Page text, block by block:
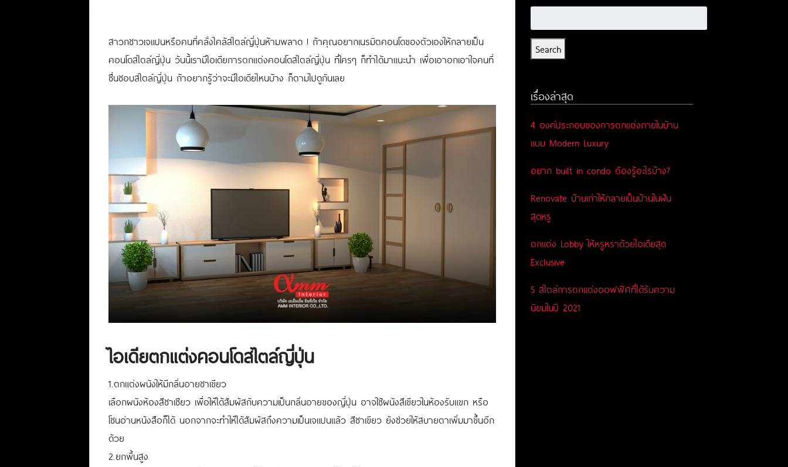
สาวกชาวเจแปนหรือคนที่คลั่งไคล้สไตล์ญี่ปุ่นห้ามพลาด ! ถ้าคุณอยากเนรมิตคอนโดของตัวเองให้กลายเป็น
คอนโดสไตล์ญี่ปุ่น วันนี้เรามีไอเดียการตกแต่งคอนโดสไตล์ญี่ปุ่น ที่ใครๆ ก็ทำได้มาแนะนำ เพื่อเอาอกเอาใจคนที่
ชื่นชอบสไตล์ญี่ปุ่น ถ้าอยากรู้ว่าจะมีไอเดียไหนบ้าง ก็ตามไปดูกันเลย
ไอเดียตกแต่งคอนโดสไตล์ญี่ปุ่น
1.ตกแต่งผนังให้มีกลิ่นอายชาเขียว
เลือกผนังห้องสีชาเชียว เพื่อให้ได้สัมผัสกับความเป็นกลิ่นอายของญี่ปุ่น อาจใช้ผนังสีเขียวในห้องรับแขก หรือ
โซนอ่านหนังสือก็ได้ นอกจากจะทำให้ได้สัมผัสถึงความเป็นเจแปนแล้ว สีชาเขียว ยังช่วยให้สบายตาเพิ่มมาขึ้นอีก
ด้วย
2.ยกพื้นสูง
Search
เรื่องล่าสุด
4 องค์ประกอบของการตกแต่งภายในบ้าน
แบบ Modern Luxury
อยาก built in condo ต้องรู้อะไรบ้าง?
Renovate บ้านเก่าให้กลายเป็นบ้านในฝัน
สุดหรู
ตกแต่ง Lobby ให้หรูหราด้วยไอเดียสุด
Exclusive
5 สไตล์การตกแต่งออฟฟิศที่ได้รับความ
นิยมในปี 2021